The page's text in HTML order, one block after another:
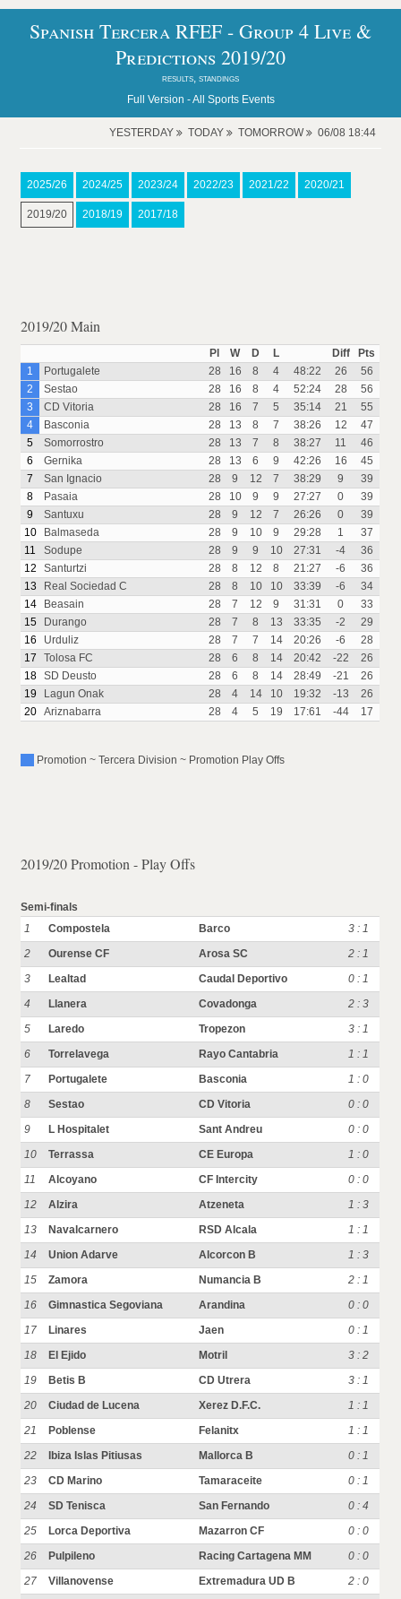
Spanish Tercera RFEF - Group 4 Live &
Predictions 2019/20
results, standings
Full Version -All Sports Events
YESTERDAY TODAY TOMORROW 06/08 18:44
2025/26 2024/25 2023/24 2022/23 2021/22 2020/21
2019/20 2018/19 2017/18
2019/20 Main
Pl W D L Diff
Pts
1
Portugalete 28 16 8 4 48:22 26
56
2
Sestao 28 16 8 4 52:24 28
56
3
CD Vitoria 28 16 7 5 35:14 21
55
4
Basconia 28 13 8 7 38:26 12
47
5
Somorrostro 28 13 7 8 38:27 11
46
6
Gernika 28 13 6 9 42:26 16
45
7
San Ignacio 28 9 12 7 38:29 9
39
8
Pasaia 28 10 9 9 27:27 0
39
9
Santuxu 28 9 12 7 26:26 0
39
10
Balmaseda 28 9 10 9 29:28 1
37
11
Sodupe 28 9 9 10 27:31 -4
36
12
Santurtzi 28 8 12 8 21:27 -6
36
13
Real Sociedad C 28 8 10 10 33:39 -6
34
14
Beasain 28 7 12 9 31:31 0
33
15
Durango 28 7 8 13 33:35 -2
29
16
Urduliz 28 7 7 14 20:26 -6
28
17
Tolosa FC 28 6 8 14 20:42 -22
26
18
SD Deusto 28 6 8 14 28:49 -21
26
19
Lagun Onak 28 4 14 10 19:32 -13
26
20
Ariznabarra 28 4 5 19 17:61 -44 17
Promotion ~ Tercera Division ~ Promotion Play Offs
2019/20 Promotion - Play Offs
Semi-finals
1
Compostela Barco
3 : 1
2
Ourense CF Arosa SC
2 : 1
3
Lealtad Caudal Deportivo
0 : 1
4
Llanera Covadonga
2 : 3
5
Laredo Tropezon
3 : 1
6
Torrelavega Rayo Cantabria
1 : 1
7
Portugalete Basconia
1 : 0
8
Sestao CD Vitoria
0 : 0
9
L Hospitalet Sant Andreu
0 : 0
10
Terrassa CE Europa
1 : 0
11
Alcoyano CF Intercity
0 : 0
12
Alzira Atzeneta
1 : 3
13
Navalcarnero RSD Alcala
1 : 1
14
Union Adarve Alcorcon B
1 : 3
15
Zamora Numancia B
2 : 1
16
Gimnastica Segoviana Arandina
0 : 0
17
Linares Jaen
0 : 1
18
El Ejido Motril
3 : 2
19
Betis B CD Utrera
3 : 1
20
Ciudad de Lucena Xerez D.F.C.
1 : 1
21
Poblense Felanitx
1 : 1
22
Ibiza Islas Pitiusas Mallorca B
0 : 1
23
CD Marino Tamaraceite
0 : 1
24
SD Tenisca San Fernando
0 : 4
25
Lorca Deportiva Mazarron CF
0 : 0
26
Pulpileno Racing Cartagena MM
0 : 0
27
Villanovense Extremadura UD B
2 : 0